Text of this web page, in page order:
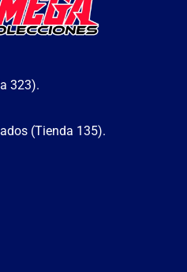
323).
(Tienda 135).